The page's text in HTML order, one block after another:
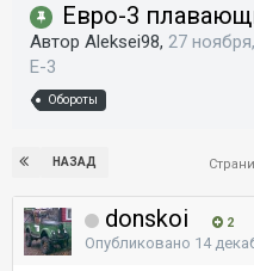
Евро-3
Автор Aleksei98, 27
E-3
Обороты
НАЗАД
donskoi 2
Опубликовано 14